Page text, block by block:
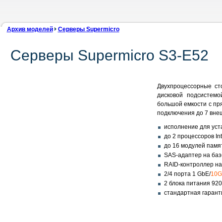
Архив моделей Серверы Supermicro
Серверы Supermicro S3-E52
Двухпроцессорные
дисковой
большой емкости с
подключения до 7
исполнение для
до 2 процессоров
до 16 модулей
SAS-адаптер на
RAID-контроллер
2/4 порта 1 GbE/
2 блока питания
стандартная